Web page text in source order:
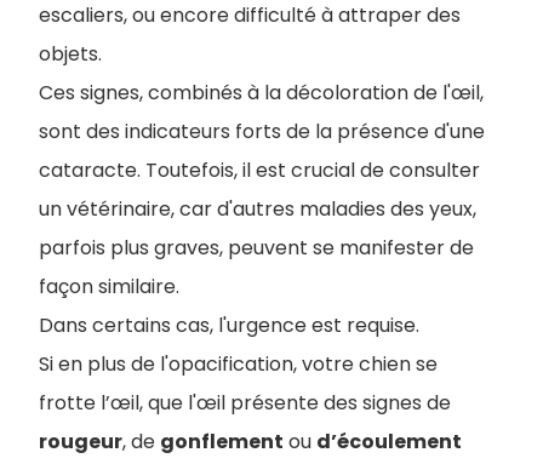
escaliers, ou encore difficulté à attraper des
objets.
Ces signes, combinés à la décoloration de l'œil,
sont des indicateurs forts de la présence d'une
cataracte. Toutefois, il est crucial de consulter
un vétérinaire, car d'autres maladies des yeux,
parfois plus graves, peuvent se manifester de
façon similaire.
Dans certains cas, l'urgence est requise.
Si en plus de l'opacification, votre chien se
frotte l’œil, que l'œil présente des signes de
rougeur, de gonflement ou d’écoulement